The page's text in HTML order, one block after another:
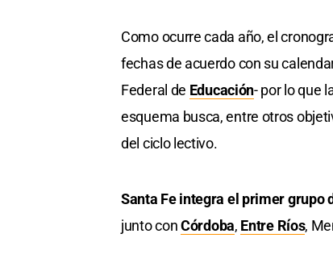
Como ocurre cada año, el
fechas de acuerdo con su
Federal de Educación- por lo que
esquema busca, entre otros
del ciclo lectivo.
Santa Fe integra el primer grupo
junto conCórdoba, Entre Ríos,